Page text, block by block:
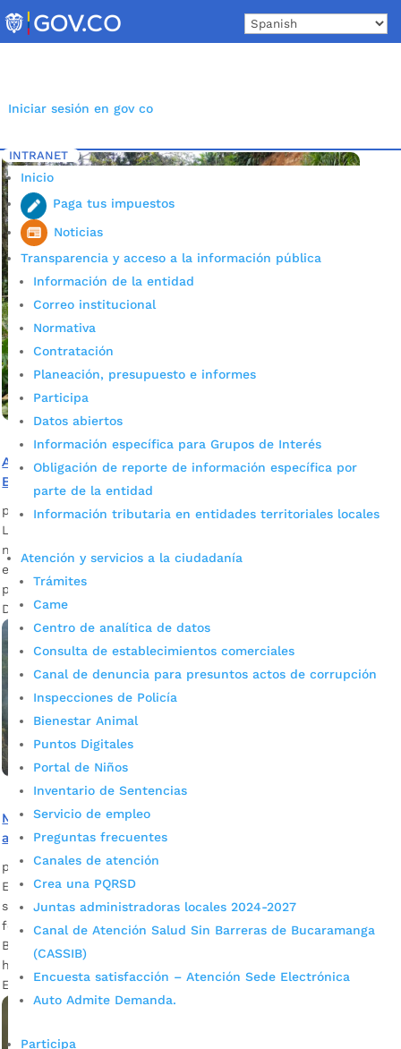
to
content
Iniciar sesión en gov co
INTRANET
Inicio
Paga tus impuestos
Noticias
Transparencia y acceso a la información pública
Información de la entidad
Correo institucional
Normativa
Contratación
Planeación, presupuesto e informes
Participa
Datos abiertos
Información específica para Grupos de Interés
Obligación de reporte de información específica por
parte de la entidad
Información tributaria en entidades territoriales locales
Atención y servicios a la ciudadanía
Trámites
Came
Centro de analítica de datos
Consulta de establecimientos comerciales
Canal de denuncia para presuntos actos de corrupción
Inspecciones de Policía
Bienestar Animal
Puntos Digitales
Portal de Niños
Inventario de Sentencias
Servicio de empleo
Preguntas frecuentes
Canales de atención
Crea una PQRSD
Juntas administradoras locales 2024-2027
Canal de Atención Salud Sin Barreras de Bucaramanga
(CASSIB)
Encuesta satisfacción – Atención Sede Electrónica
Auto Admite Demanda.
Participa
Inicio 5 Etiqueta: Temporada Seca
A pesar de la temporada seca, llegarán lluvias a
Bucaramanga
por Daniel Leonardo Quintero Duarte|Feb 21, 2023|Noticias
Las lluvias esporádicas están asociadas a fenómenos
naturales de la Costa Atlántica, que serán más frecuentes
en las primeras horas del día. ¡Aliste paraguas y esté
prevenido! Fotografía: Prensa Alcaldía de Bucaramanga.
Descargue entrevista: Luis Ernesto Ortega,...
Más de dos incendios forestales por día han atendido
autoridades del Municipio en lo que va del año
por Alcaldía de Bucaramanga
En los primeros 41 días que han transcurrido de este 2021
se han registrado en Bucaramanga 118 incendios y conatos
forestales, que han sido atendidos por el Cuerpo de
Bomberos de la ciudad. Se estima que la temporada seca irá
hasta mediados de marzo próximo. Descargar audio: Luis
Ernesto Ortega, coordinador de la Unidad […]